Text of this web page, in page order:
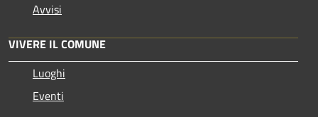
Avvisi
VIVERE IL COMUNE
Luoghi
Eventi